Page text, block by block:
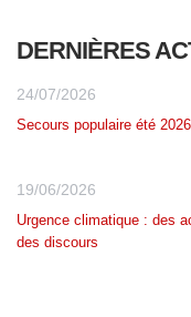
DERNIÈRES
24/07/2026
Secours populaire été 2026
19/06/2026
Urgence climatique : des
des discours